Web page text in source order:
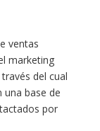
ventas
marketing
del cual
una base de
por